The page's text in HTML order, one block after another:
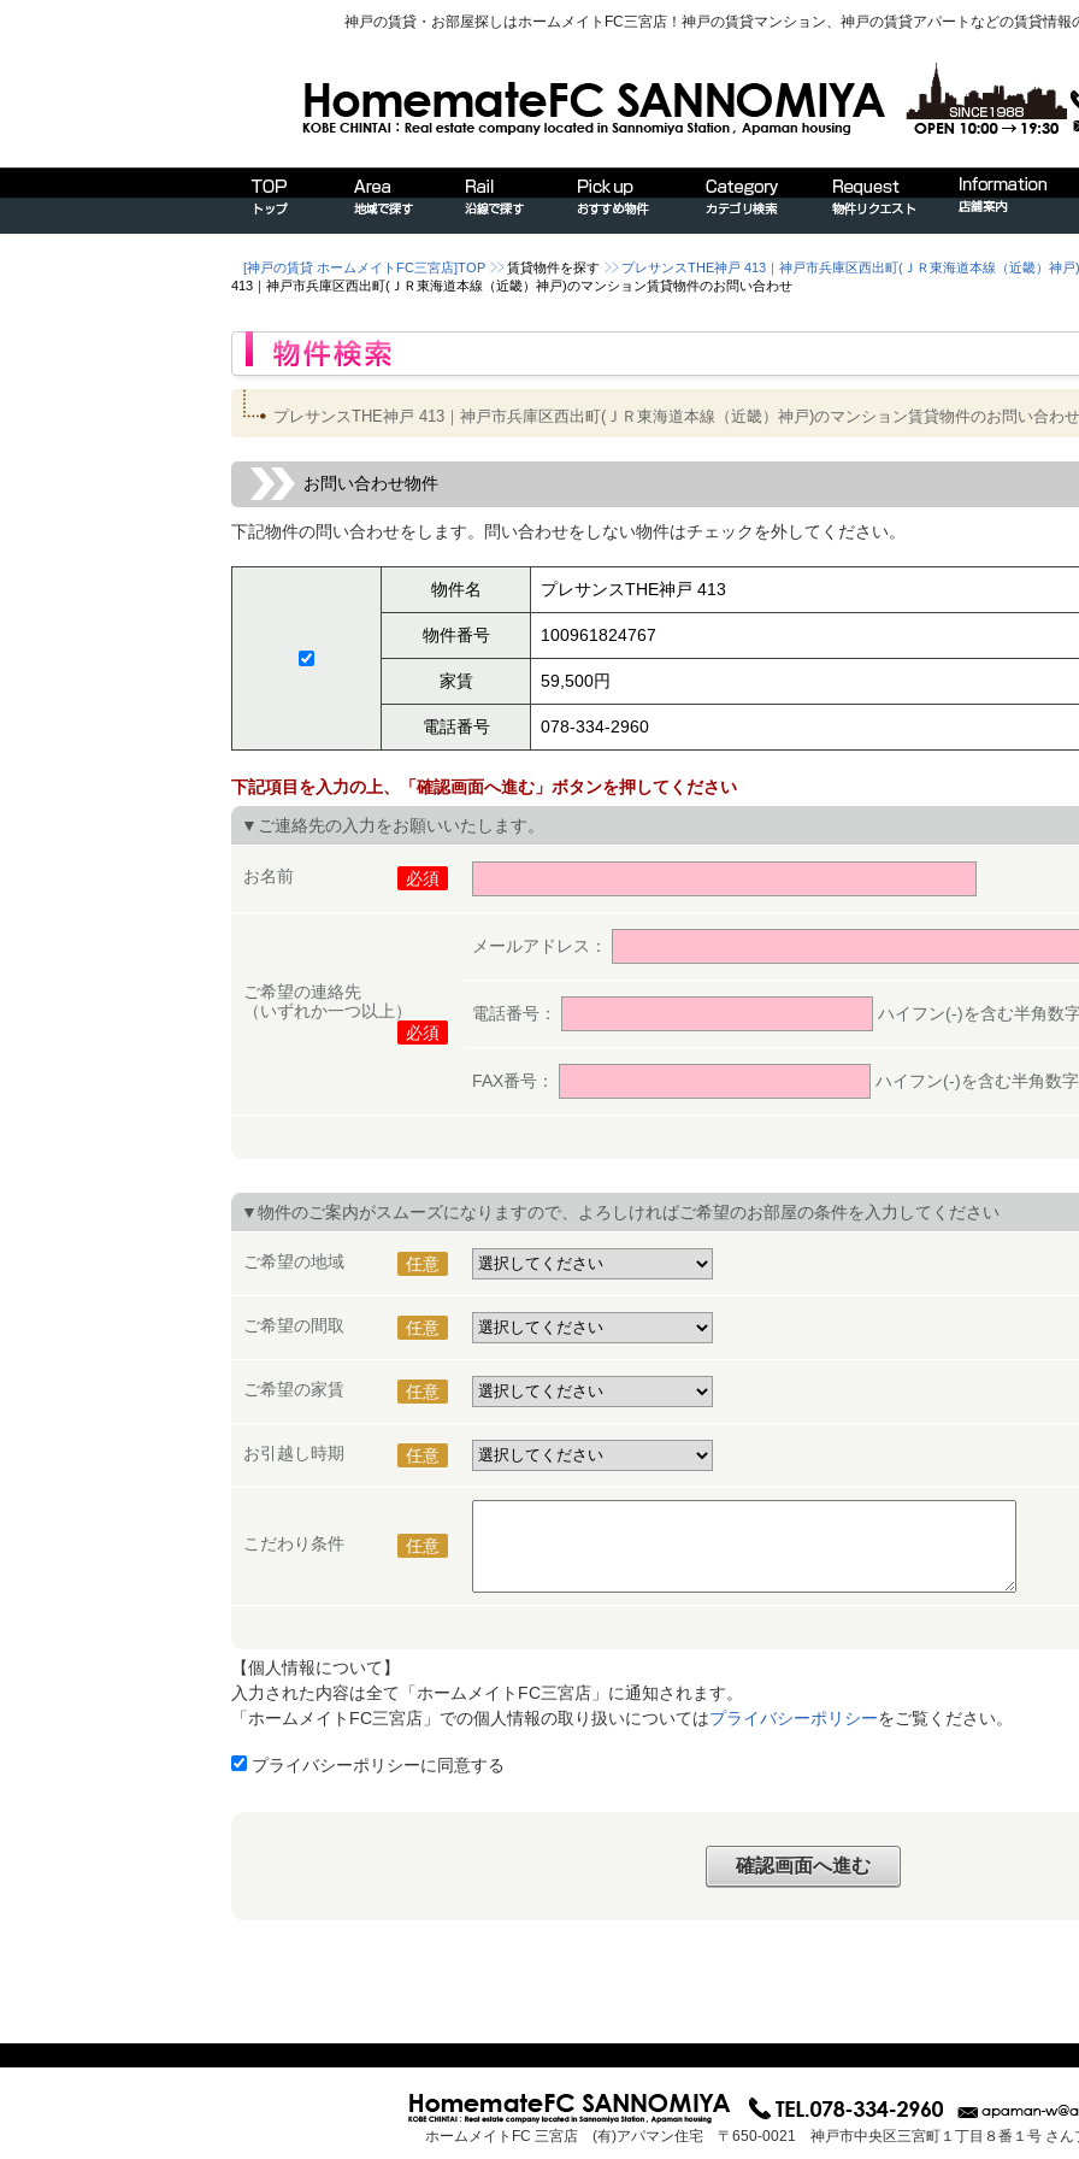
神戸の賃貸・お部屋探しはホームメイトFC三宮店！神戸の賃貸マンション、神戸の賃貸アパートなどの賃貸情報
[神戸の賃貸 ホームメイトFC三宮店]TOP 賃貸物件を探す プレサンスTHE神戸 413｜神戸市兵庫区西出町(ＪＲ東海道本線（近畿）神
413｜神戸市兵庫区西出町(ＪＲ東海道本線（近畿）神戸)のマンション賃貸物件のお問い合わせ
プレサンスTHE神戸 413｜神戸市兵庫区西出町(ＪＲ東海道本線（近畿）神戸)のマンション賃貸物件のお問い合わ
お問い合わせ物件
下記物件の問い合わせをします。問い合わせをしない物件はチェックを外してください。
物件名 プレサンスTHE神戸 413
物件番号 100961824767
家賃 59,500円
電話番号 078-334-2960
下記項目を入力の上、「確認画面へ進む」ボタンを押してください
▼ご連絡先の入力をお願いいたします。
お名前 必須
ご希望の連絡先
（いずれか一つ以上）
必須
メールアドレス：
電話番号： ハイフン(-)を含む半角数
FAX番号： ハイフン(-)を含む半角数
▼物件のご案内がスムーズになりますので、よろしければご希望のお部屋の条件を入力してください
ご希望の地域 任意
ご希望の間取 任意
ご希望の家賃 任意
お引越し時期 任意
こだわり条件 任意
【個人情報について】
入力された内容は全て「ホームメイトFC三宮店」に通知されます。
「ホームメイトFC三宮店」での個人情報の取り扱いについてはプライバシーポリシーをご覧ください。
プライバシーポリシーに同意する
ホームメイトFC 三宮店 (有)アパマン住宅 〒650-0021 神戸市中央区三宮町１丁目８番１号 さん